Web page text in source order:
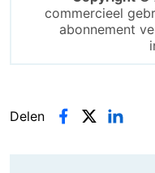
commercieel
abonnement
Delen